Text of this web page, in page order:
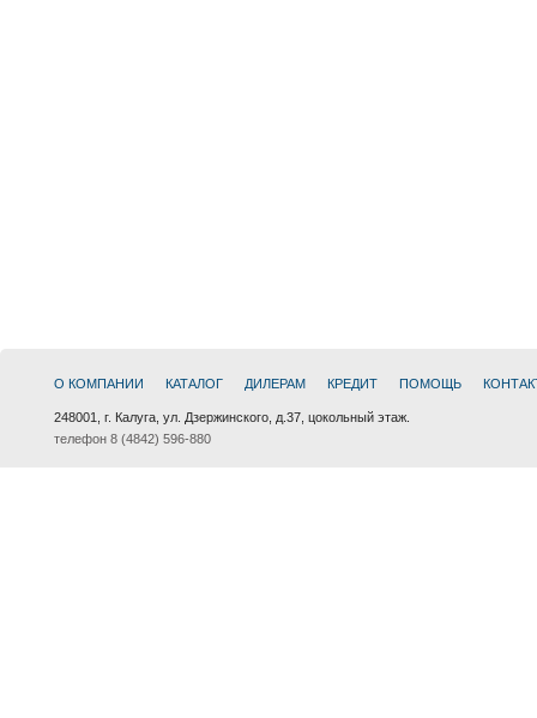
О КОМПАНИИ КАТАЛОГ ДИЛЕРАМ КРЕДИТ ПОМОЩЬ
248001, г. Калуга, ул. Дзержинского, д.37, цокольный этаж.
телефон 8 (4842) 596-880